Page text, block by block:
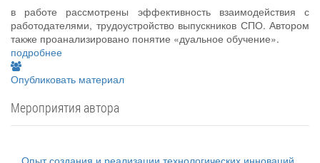
в работе рассмотрены эффективность взаимодействия с
работодателями, трудоустройство выпускников СПО. Автором
также проанализировано понятие «дуальное обучение».
подробнее
Опубликовать материал
Мероприятия автора
Опыт создания и реализации технологических инноваций